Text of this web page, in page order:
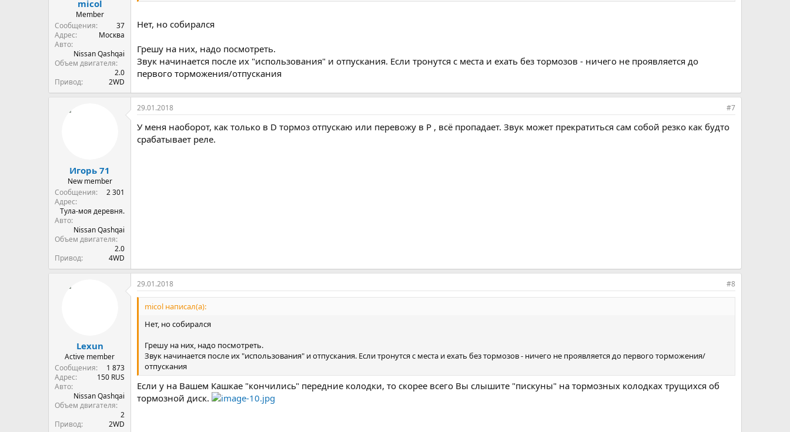
micol
Member
Сообщения
37
Адрес
Москва
Авто
Nissan Qashqai
Объем двигателя
2.0
Привод
2WD
Нет, но собирался
Грешу на них, надо посмотреть.
Звук начинается после их "использования" и отпускания. Если тронутся с места и ехать без тормозов - ничего не проявляется до
первого торможения/отпускания
Игорь 71
New member
Сообщения
2 301
Адрес
Тула-моя деревня.
Авто
Nissan Qashqai
Объем двигателя
2.0
Привод
4WD
29.01.2018 #7
У меня наоборот, как только в D тормоз отпускаю или перевожу в Р , всё пропадает. Звук может прекратиться сам собой резко как будто
срабатывает реле.
Lexun
Active member
Сообщения
1 873
Адрес
150 RUS
Авто
Nissan Qashqai
Объем двигателя
2
Привод
2WD
29.01.2018 #8
micol написал(а):
Нет, но собирался
Грешу на них, надо посмотреть.
Звук начинается после их "использования" и отпускания. Если тронутся с места и ехать без тормозов - ничего не проявляется до первого торможения/
отпускания
Если у на Вашем Кашкае "кончились" передние колодки, то скорее всего Вы слышите "пискуны" на тормозных колодках трущихся об
тормозной диск.